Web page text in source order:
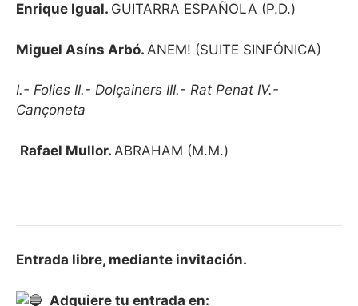
Enrique Igual. GUITARRA ESPAÑOLA (P.D.)
Miguel Asíns Arbó. ANEM! (SUITE SINFÓNICA)
I.- Folies II.- Dolçainers III.- Rat Penat IV.-
Cançoneta
Rafael Mullor. ABRAHAM (M.M.)
Entrada libre, mediante invitación.
Adquiere tu entrada en: